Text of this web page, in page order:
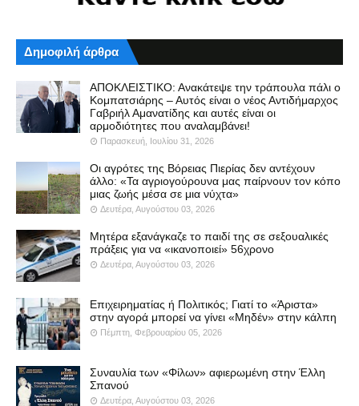
Δημοφιλή άρθρα
ΑΠΟΚΛΕΙΣΤΙΚΟ: Ανακάτεψε την τράπουλα πάλι ο
Κομπατσιάρης – Αυτός είναι ο νέος Αντιδήμαρχος
Γαβριήλ Αμανατίδης και αυτές είναι οι
αρμοδιότητες που αναλαμβάνει!
Παρασκευή, Ιουλίου 31, 2026
Οι αγρότες της Βόρειας Πιερίας δεν αντέχουν
άλλο: «Τα αγριογούρουνα μας παίρνουν τον κόπο
μιας ζωής μέσα σε μια νύχτα»
Δευτέρα, Αυγούστου 03, 2026
Μητέρα εξανάγκαζε το παιδί της σε σεξουαλικές
πράξεις για να «ικανοποιεί» 56χρονο
Δευτέρα, Αυγούστου 03, 2026
Επιχειρηματίας ή Πολιτικός; Γιατί το «Άριστα»
στην αγορά μπορεί να γίνει «Μηδέν» στην κάλπη
Πέμπτη, Φεβρουαρίου 05, 2026
Συναυλία των «Φίλων» αφιερωμένη στην Έλλη
Σπανού
Δευτέρα, Αυγούστου 03, 2026